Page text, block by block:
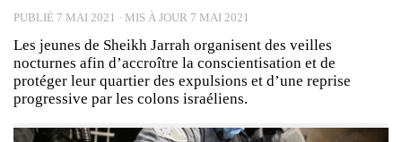
PUBLIÉ 7 MAI 2021 · MIS À JOUR 7 MAI 2021
Les jeunes de Sheikh Jarrah organisent des veilles
nocturnes afin d’accroître la conscientisation et de
protéger leur quartier des expulsions et d’une reprise
progressive par les colons israéliens.